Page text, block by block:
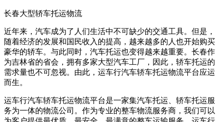
长春大型轿车托运物流
近年来，汽车成为了人们生活中不可缺少的交通工具。但是，
随着经济的发展和国民收入的提高，越来越多的人也开始购买
豪华的轿车。与此同时，汽车托运也变得越来越重要。长春作
为吉林省的省会，拥有多家大型汽车工厂，因此，轿车托运的
需求量也不可忽视。由此，运车行汽车轿车托运物流平台应运
而生。
运车行汽车轿车托运物流平台是一家集汽车托运、轿车托运服
务为一体的物流公司。作为专业的整车物流服务商，我们可以